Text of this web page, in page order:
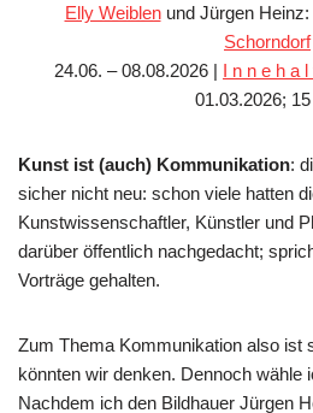
Elly Weiblenund Jürgen Heinz:
Schorndorf
24.06. – 08.08.2026 | I n n e h a l
01.03.2026;
Kunst ist (auch) Kommunikation:
sicher nicht neu: schon viele hatten
Kunstwissenschaftler, Künstler und
darüber öffentlich nachgedacht;
Vorträge gehalten.
Zum Thema Kommunikation also ist
könnten wir denken. Dennoch wähle
Nachdem ich den Bildhauer Jürgen